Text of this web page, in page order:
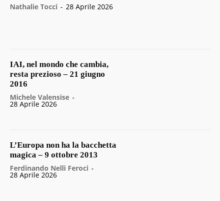
Nathalie Tocci - 28 Aprile 2026
IAI, nel mondo che cambia,
resta prezioso – 21 giugno
2016
Michele Valensise -
28 Aprile 2026
L’Europa non ha la bacchetta
magica – 9 ottobre 2013
Ferdinando Nelli Feroci -
28 Aprile 2026